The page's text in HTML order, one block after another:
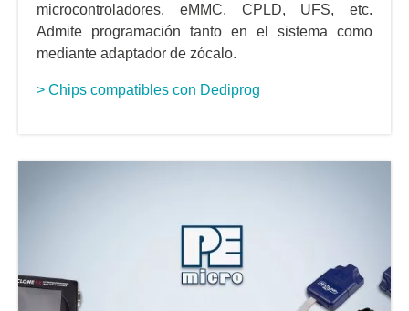
microcontroladores, eMMC, CPLD, UFS, etc.
Admite programación tanto en el sistema como
mediante adaptador de zócalo.
> Chips compatibles con Dediprog